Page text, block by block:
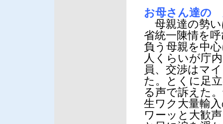
お母さん達の
母親達の勢い
省統一陳情を
負う母親を中
人くらいが庁
員、交渉はマ
た。とくに足
る声で訴えた
生ワク大量輸
ワーッと大歓